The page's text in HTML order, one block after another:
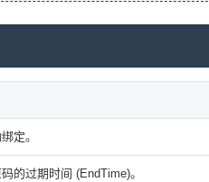
定。
的过期时间 (EndTime)。